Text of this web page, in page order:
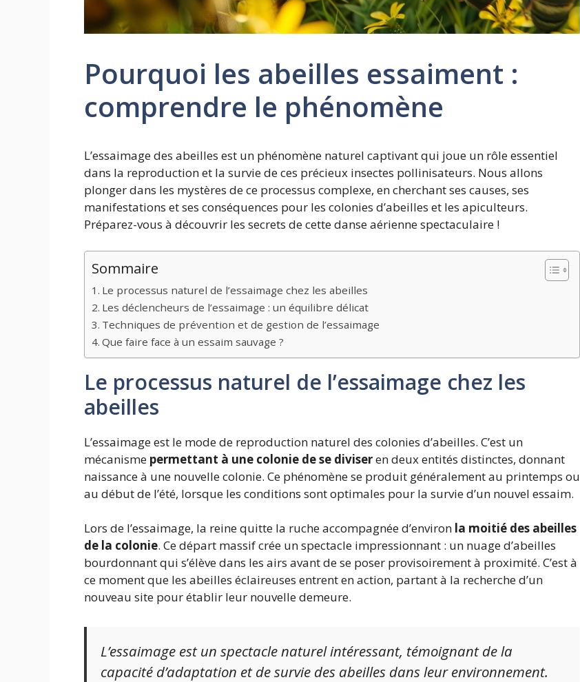
Pourquoi les abeilles essaiment :
comprendre le phénomène
L’essaimage des abeilles est un phénomène naturel captivant qui joue un rôle essentiel
dans la reproduction et la survie de ces précieux insectes pollinisateurs. Nous allons
plonger dans les mystères de ce processus complexe, en cherchant ses causes, ses
manifestations et ses conséquences pour les colonies d’abeilles et les apiculteurs.
Préparez-vous à découvrir les secrets de cette danse aérienne spectaculaire !
Sommaire
Le processus naturel de l’essaimage chez les abeilles
Les déclencheurs de l’essaimage : un équilibre délicat
Techniques de prévention et de gestion de l’essaimage
Que faire face à un essaim sauvage ?
Le processus naturel de l’essaimage chez les
abeilles
L’essaimage est le mode de reproduction naturel des colonies d’abeilles. C’est un
mécanisme permettant à une colonie de se diviseren deux entités distinctes, donnant
naissance à une nouvelle colonie. Ce phénomène se produit généralement au printemps ou
au début de l’été, lorsque les conditions sont optimales pour la survie d’un nouvel essaim.
Lors de l’essaimage, la reine quitte la ruche accompagnée d’environ la moitié des abeilles
de la colonie. Ce départ massif crée un spectacle impressionnant : un nuage d’abeilles
bourdonnant qui s’élève dans les airs avant de se poser provisoirement à proximité. C’est à
ce moment que les abeilles éclaireuses entrent en action, partant à la recherche d’un
nouveau site pour établir leur nouvelle demeure.
L’essaimage est un spectacle naturel intéressant, témoignant de la
capacité d’adaptation et de survie des abeilles dans leur environnement.